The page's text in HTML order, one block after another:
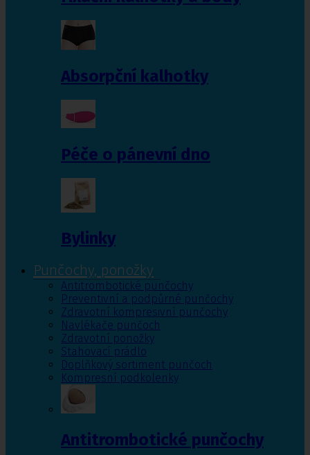
Absorpční kalhotky
Péče o pánevní dno
Bylinky
Punčochy, ponožky
Antitrombotické punčochy
Preventivní a podpůrné punčochy
Zdravotní kompresivní punčochy
Navlékače punčoch
Zdravotní ponožky
Stahovací prádlo
Doplňkový sortiment punčoch
Kompresní podkolenky
Antitrombotické punčochy